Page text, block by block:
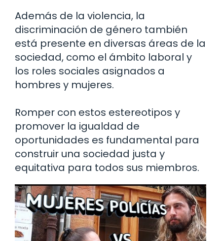
Además de la violencia, la
discriminación de género también
está presente en diversas áreas de la
sociedad, como el ámbito laboral y
los roles sociales asignados a
hombres y mujeres.
Romper con estos estereotipos y
promover la igualdad de
oportunidades es fundamental para
construir una sociedad justa y
equitativa para todos sus miembros.